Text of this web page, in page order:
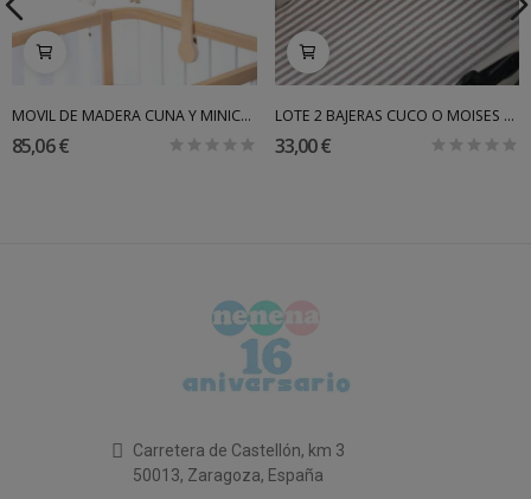
MOVIL DE MADERA CUNA Y MINICUNA AXIS ALONDRA E142
85,06 €
LOTE 2 BAJERAS CUCO O MOISES PRALINE WALKING MUM
33,00 €
Carretera de Castellón, km 3
50013, Zaragoza, España